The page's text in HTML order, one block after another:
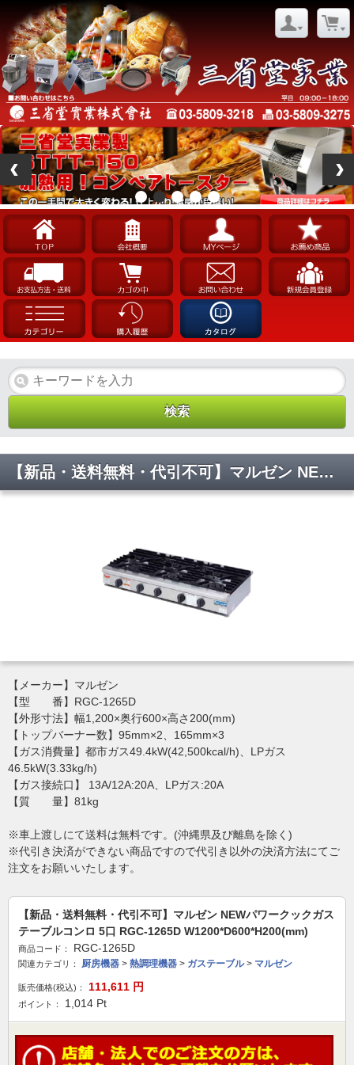
【新品・送料無料・代引不可】マルゼン NEWパワークックガステーブルコンロ 5口 RGC-1265D W1200*D600*H200(mm)
【メーカー】マルゼン
【型 番】RGC-1265D
【外形寸法】幅1,200×奥行600×高さ200(mm)
【トップバーナー数】95mm×2、165mm×3
【ガス消費量】都市ガス49.4kW(42,500kcal/h)、LPガス
46.5kW(3.33kg/h)
【ガス接続口】 13A/12A:20A、LPガス:20A
【質 量】81kg
※車上渡しにて送料は無料です。(沖縄県及び離島を除く)
※代引き決済ができない商品ですので代引き以外の決済方法にてご
注文をお願いいたします。
【新品・送料無料・代引不可】マルゼン NEWパワークックガス
テーブルコンロ 5口 RGC-1265D W1200*D600*H200(mm)
商品コード： RGC-1265D
関連カテゴリ： 厨房機器 > 熱調理機器 > ガステーブル> マルゼン
販売価格(税込)： 111,611 円
ポイント： 1,014 Pt